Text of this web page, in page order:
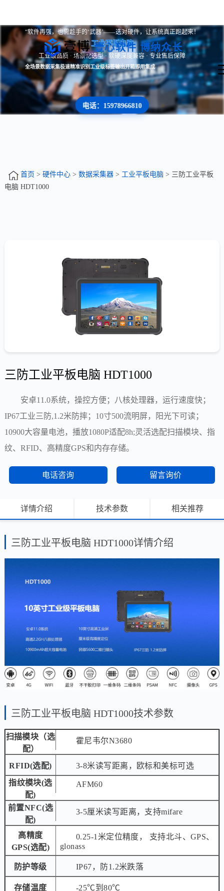
壹心软件 博纳众长
“软件再强，也需趁手的‘武器’——选对硬件，让系统真正跑起来！
工业平板电脑
工业级品质 · 场景化选型 · 软硬深度兼容 · 专业售后保障
全场景数据采集极速精准识别工业级标签输出开箱即用集成
电话：15978966810
首页 > 硬件中心> 数据采集器> 工业平板电脑> 三防工业平板
电脑 HDT1000
三防工业平板电脑 HDT1000
安卓11.0系统，操控方便；八核处理器，运行速度快；
IP67工业三防,1.2米防摔；10寸500流明屏，阳光下可读；
10900大容量电池，播放1080P适配8h;灵活选配扫描模块、指
纹、RFID、高精度GPS和内存存储。
电话咨询 留言询价
详情介绍 技术参数 相关推荐
三防工业平板电脑 HDT1000详情介绍
三防工业平板电脑 HDT1000技术参数
扫描模块（选
配）
霍尼韦尔N3680
RFID(选配)
3-8米读写距离，欧标和美标可选
指纹模块(选
配)
AFM60
前置NFC(选
配)
3-5厘米读写距离，支持mifare
高精度
GPS(选配)
0.25-1米定位精度， 支持北斗、GPS、
glonass
防护等级 IP67，防1.2米跌落
存储温度 -25℃到80℃